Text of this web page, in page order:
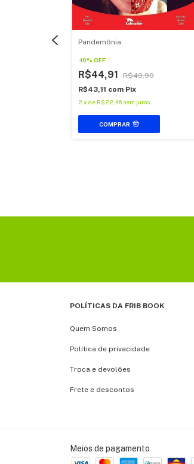
Pandemônia
-10% OFF
R$44,91
R$49,90
R$43,11 com Pix
2 x de R$22,46 sem juros
COMPRAR
POLÍTICAS DA FRIB BOOK
Quem Somos
Política de privacidade
Troca e devolões
Frete e descontos
Meios de pagamento